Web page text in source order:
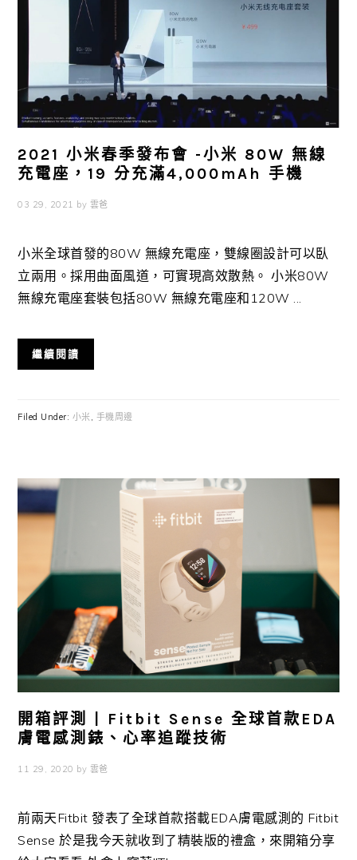
2021 小米春季發布會 -小米 80W 無線
充電座，19 分充滿4,000mAh 手機
03 29, 2021 by 雲爸
小米全球首發的80W 無線充電座，雙線圈設計可以臥
立兩用。採用曲面風道，可實現高效散熱。 小米80W
無線充電座套裝包括80W 無線充電座和120W ...
繼續閱讀
Filed Under: 小米 手機周邊
開箱評測 | Fitbit Sense 全球首款EDA
膚電感測錶、心率追蹤技術
11 29, 2020 by 雲爸
前兩天Fitbit 發表了全球首款搭載EDA膚電感測的 Fitbit
Sense 於是我今天就收到了精裝版的禮盒，來開箱分享